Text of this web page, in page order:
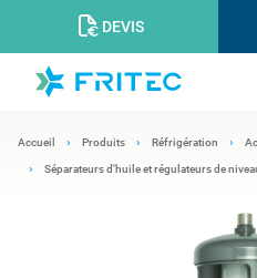
DEVIS
Accueil Produits Réfrigération
Séparateurs d'huile et régulateurs de